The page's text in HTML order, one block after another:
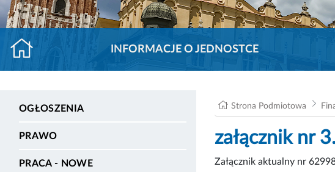
INFORMACJE O JEDNOSTCE
OGŁOSZENIA
PRAWO
PRACA - NOWE
Strona Podmiotowa
załącznik nr
Załącznik aktualny nr